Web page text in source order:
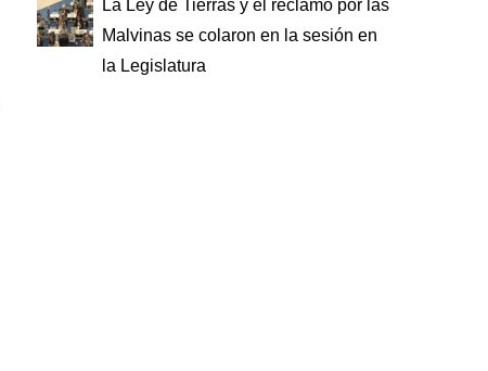
La Ley de Tierras y el reclamo por las
Malvinas se colaron en la sesión en
la Legislatura